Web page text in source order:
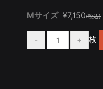
Mサイズ ¥7,150(税込)
枚